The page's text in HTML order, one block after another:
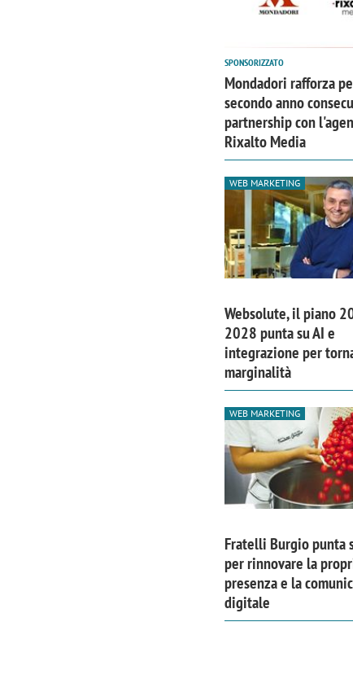
SPONSORIZZATO
Mondadori rafforza
secondo anno
partnership con
Rixalto Media
WEB MARKETING
Websolute, il piano
2028 punta su AI e
integrazione per
marginalità
WEB MARKETING
Fratelli Burgio punta
per rinnovare la
presenza e la
digitale